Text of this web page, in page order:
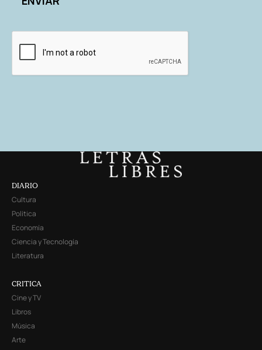
DIARIO
Cultura
Política
Economía
Ciencia y Tecnología
Literatura
CRITICA
Cine y TV
Libros
Música
Arte